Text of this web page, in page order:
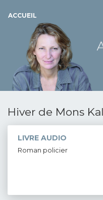
ACCUEIL
Hiver de Mons
LIVRE AUDIO
Roman policier